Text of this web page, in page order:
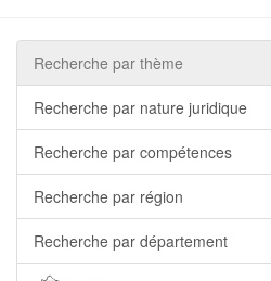
Recherche par thème
Recherche par nature juridique
Recherche par compétences
Recherche par région
Recherche par département